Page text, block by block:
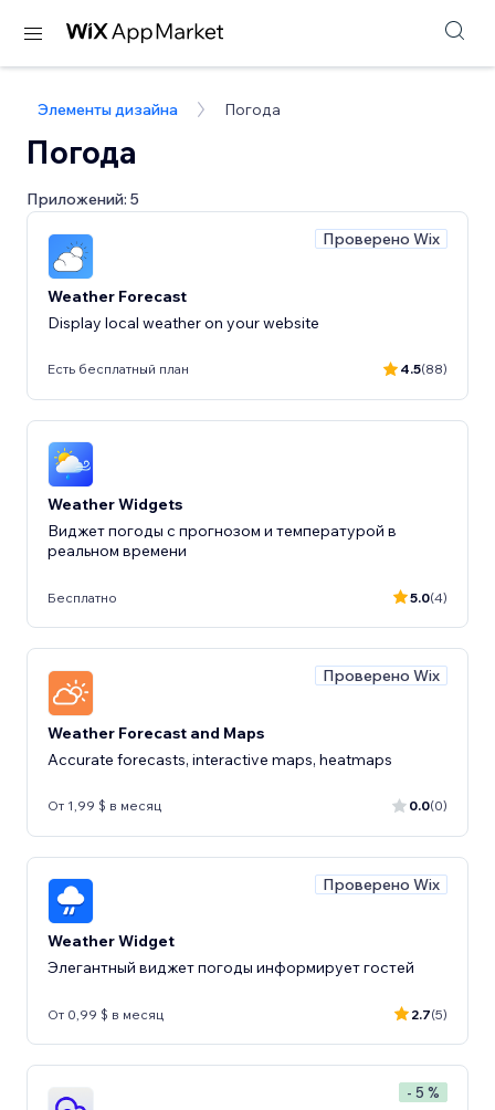
Элементы дизайна Погода
Погода
Приложений: 5
Проверено Wix
Weather Forecast
Display local weather on your website
Есть бесплатный план 4.5(88)
Weather Widgets
Виджет погоды с прогнозом и температурой в
реальном времени
Бесплатно 5.0(4)
Проверено Wix
Weather Forecast and Maps
Accurate forecasts, interactive maps, heatmaps
От 1,99 $ в месяц 0.0(0)
Проверено Wix
Weather Widget
Элегантный виджет погоды информирует гостей
От 0,99 $ в месяц 2.7(5)
- 5 %